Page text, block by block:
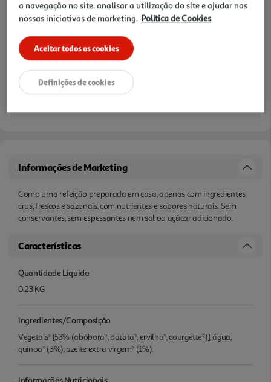
Informações de Marketing
Como uma refeição preparada em casa, apenas com ingredientes
crus, frescos e sazonais, com nutrientes e sabores naturais. Sem
conservantes, sem espessantes nem sal ou açúcar adicionado.
Características
Quantidade Liquida
0.23 KG
Ingredientes/Composição
Vegetais* [53% (abóbora*, batata*, ervilha*, courgette*)], água,
quinoa* (3%), azeite extra virgem* (1%).
Informações Nutricionais
a navegação no site, analisar a utilização do site e ajudar nas
nossas iniciativas de marketing. Política de Cookies
Aceitar todos os cookies
Definições de cookies